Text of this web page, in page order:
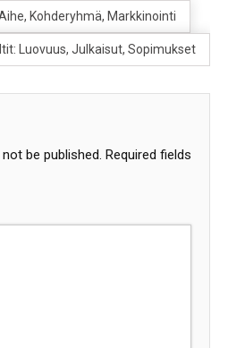
Kohderyhmä, Markkinointi
Luovuus, Julkaisut, Sopimukset
be published. Required fields